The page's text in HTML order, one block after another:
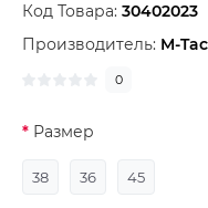
Код Товара: 30402023
Производитель: M-
0
Размер
38 36 45